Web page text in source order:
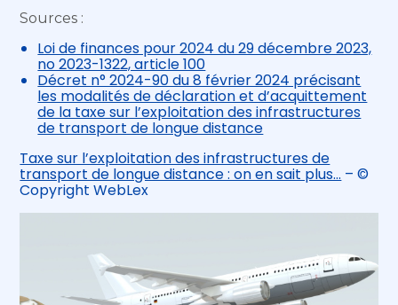
Sources :
Loi de finances pour 2024 du 29 décembre 2023,
no 2023-1322, article 100
Décret n° 2024-90 du 8 février 2024 précisant
les modalités de déclaration et d’acquittement
de la taxe sur l’exploitation des infrastructures
de transport de longue distance
Taxe sur l’exploitation des infrastructures de
transport de longue distance : on en sait plus… – ©
Copyright WebLex